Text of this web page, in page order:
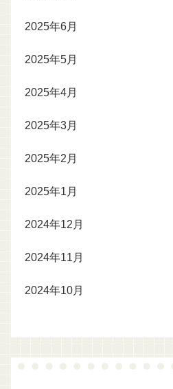
2025年6月
2025年5月
2025年4月
2025年3月
2025年2月
2025年1月
2024年12月
2024年11月
2024年10月